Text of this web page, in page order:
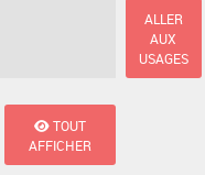
ALLER
AUX
USAGES
TOUT
AFFICHER